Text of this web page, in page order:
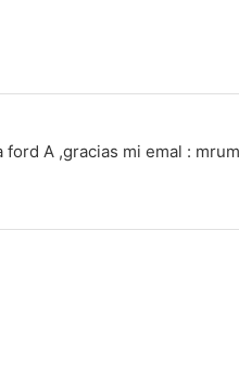
A ,gracias mi emal :